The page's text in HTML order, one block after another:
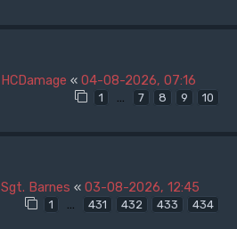
HCDamage « 04-08-2026, 07:16
1 … 7 8 9 10
Sgt. Barnes « 03-08-2026, 12:45
1 … 431 432 433 434